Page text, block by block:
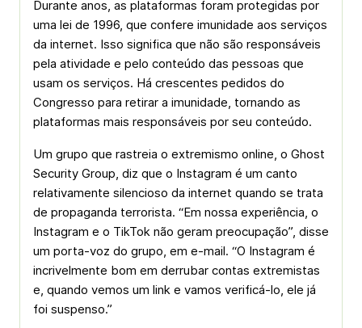
Durante anos, as plataformas foram protegidas por
uma lei de 1996, que confere imunidade aos serviços
da internet. Isso significa que não são responsáveis
pela atividade e pelo conteúdo das pessoas que
usam os serviços. Há crescentes pedidos do
Congresso para retirar a imunidade, tornando as
plataformas mais responsáveis por seu conteúdo.
Um grupo que rastreia o extremismo online, o Ghost
Security Group, diz que o Instagram é um canto
relativamente silencioso da internet quando se trata
de propaganda terrorista. “Em nossa experiência, o
Instagram e o TikTok não geram preocupação”, disse
um porta-voz do grupo, em e-mail. “O Instagram é
incrivelmente bom em derrubar contas extremistas
e, quando vemos um link e vamos verificá-lo, ele já
foi suspenso.”